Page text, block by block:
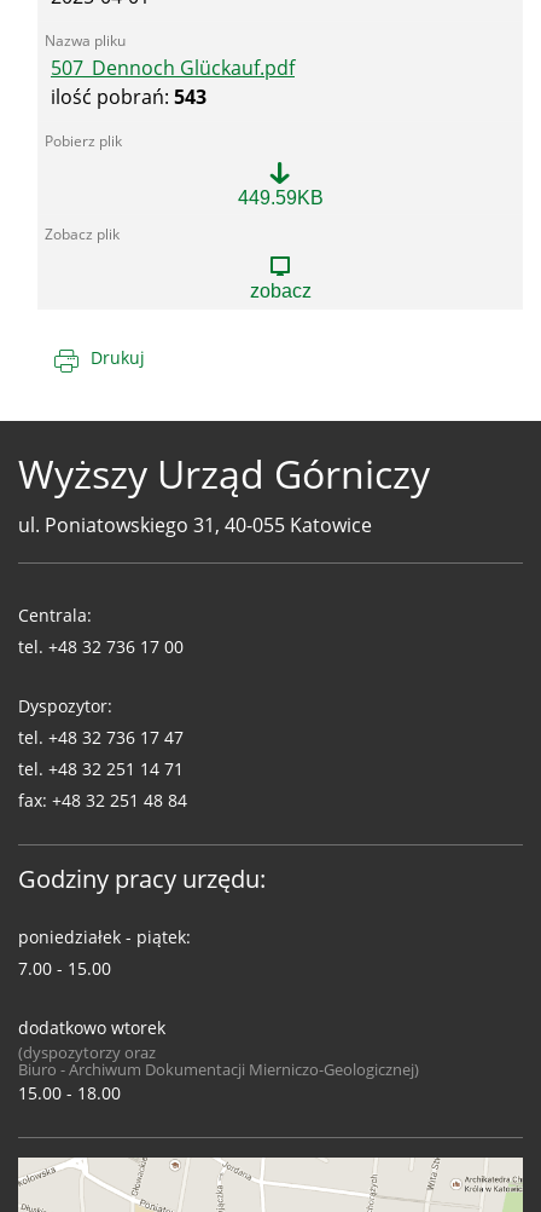
507_Dennoch Glückauf.pdf
ilość pobrań: 543
449.59KB
zobacz
Drukuj
Wyższy Urząd Górniczy
ul. Poniatowskiego 31, 40-055 Katowice
WUG
Centrala:
tel. +48 32 736 17 00
Dyspozytor:
tel. +48 32 736 17 47
tel. +48 32 251 14 71
fax: +48 32 251 48 84
Godziny pracy urzędu:
poniedziałek - piątek:
7.00 - 15.00
dodatkowo wtorek
(dyspozytorzy oraz
Biuro - Archiwum Dokumentacji Mierniczo-Geologicznej)
15.00 - 18.00